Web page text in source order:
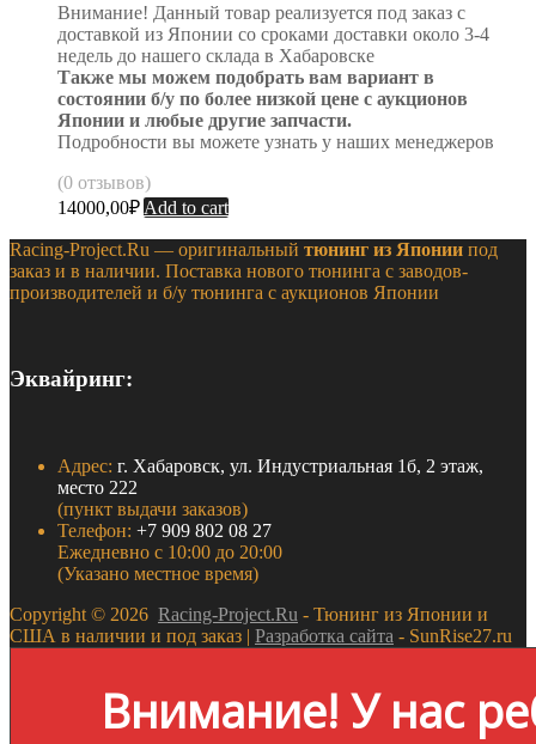
Внимание! Данный товар реализуется под заказ с
доставкой из Японии со сроками доставки около 3-4
недель до нашего склада в Хабаровске
Также мы можем подобрать вам вариант в
состоянии б/у по более низкой цене с аукционов
Японии и любые другие запчасти.
Подробности вы можете узнать у наших менеджеров
(0 отзывов)
14000,00₽ Add to cart
Racing-Project.Ru — оригинальный тюнинг из Японии под
заказ и в наличии. Поставка нового тюнинга с заводов-
производителей и б/у тюнинга с аукционов Японии
Эквайринг:
Адрес: г. Хабаровск, ул. Индустриальная 1б, 2 этаж,
место 222
(пункт выдачи заказов)
Телефон: +7 909 802 08 27
Ежедневно с 10:00 до 20:00
(Указано местное время)
Copyright © 2026 Racing-Project.Ru - Тюнинг из Японии и
США в наличии и под заказ | Разработка сайта - SunRise27.ru
Внимание! У нас